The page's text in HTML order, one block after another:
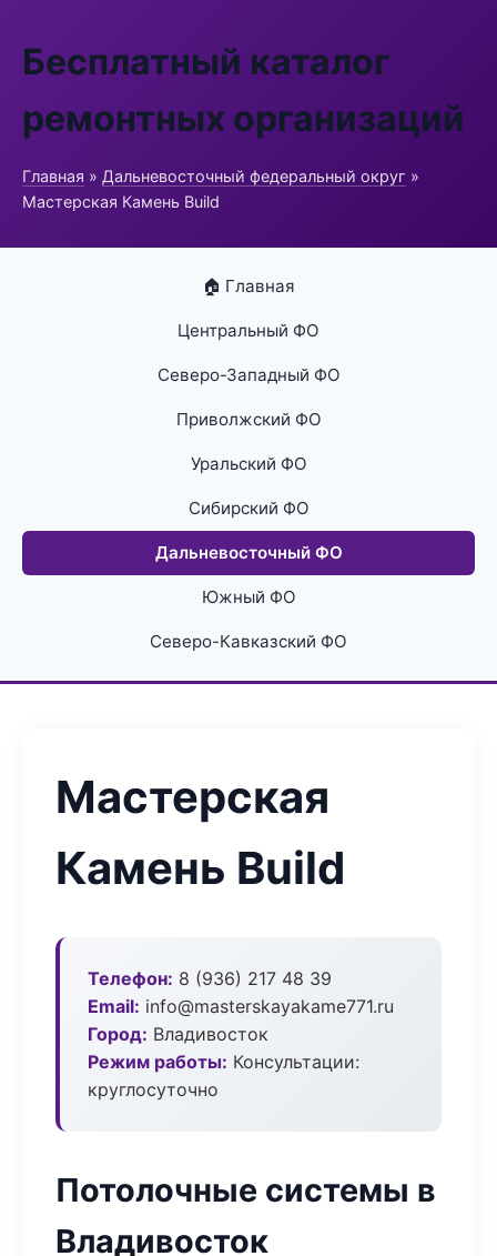
Бесплатный каталог
ремонтных организаций
Главная » Дальневосточный федеральный округ »
Мастерская Камень Build
🏠 Главная
Центральный ФО
Северо-Западный ФО
Приволжский ФО
Уральский ФО
Сибирский ФО
Дальневосточный ФО
Южный ФО
Северо-Кавказский ФО
Мастерская
Камень Build
Телефон: 8 (936) 217 48 39
Email: info@masterskayakame771.ru
Город: Владивосток
Режим работы: Консультации:
круглосуточно
Потолочные системы в
Владивосток